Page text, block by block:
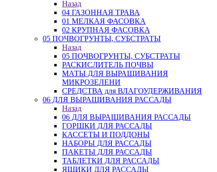
Назад
04 ГАЗОННАЯ ТРАВА
01 МЕЛКАЯ ФАСОВКА
02 КРУПНАЯ ФАСОВКА
05 ПОЧВОГРУНТЫ, СУБСТРАТЫ
Назад
05 ПОЧВОГРУНТЫ, СУБСТРАТЫ
РАСКИСЛИТЕЛЬ ПОЧВЫ
МАТЫ ДЛЯ ВЫРАЩИВАНИЯ
МИКРОЗЕЛЕНИ
СРЕДСТВА для ВЛАГОУДЕРЖИВАНИЯ
06 ДЛЯ ВЫРАЩИВАНИЯ РАССАДЫ
Назад
06 ДЛЯ ВЫРАЩИВАНИЯ РАССАДЫ
ГОРШКИ ДЛЯ РАССАДЫ
КАССЕТЫ И ПОДДОНЫ
НАБОРЫ ДЛЯ РАССАДЫ
ПАКЕТЫ ДЛЯ РАССАДЫ
ТАБЛЕТКИ ДЛЯ РАССАДЫ
ЯЩИКИ ДЛЯ РАССАДЫ